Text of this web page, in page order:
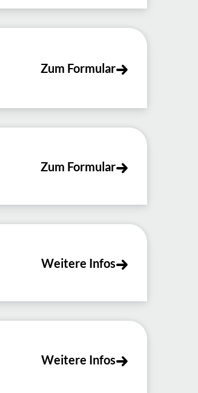
Zum Formular
Zum Formular
Weitere Infos
Weitere Infos